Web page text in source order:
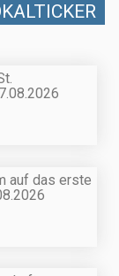
auf das erste